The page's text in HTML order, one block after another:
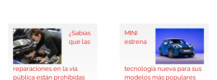
¿Sabías
que las
reparaciones en la vía
pública están prohibidas
MINI
estrena
tecnología nueva para sus
modelos más populares